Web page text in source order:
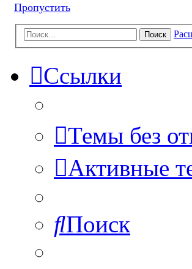
Пропустить
Поиск
Ссылки
Темы без
Активные
Поиск